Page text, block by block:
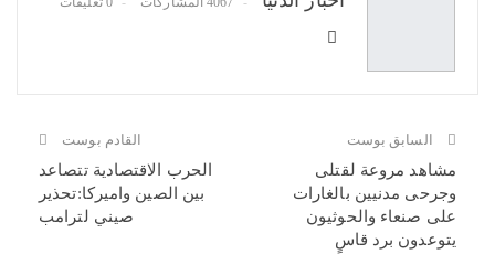
السابق بوست
مشاهد مروعة لقتلى
وجرحى مدنيين بالغارات
على صنعاء والحوثيون
يتوعدون برد قاسٍ
القادم بوست
الحرب الاقتصادية تتصاعد
بين الصين واميركا:تحذير
صيني لترامب